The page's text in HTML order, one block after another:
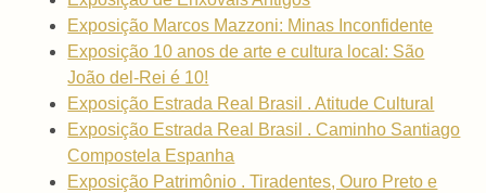
Exposição Marcos Mazzoni: Minas Inconfidente
Exposição 10 anos de arte e cultura local: São
João del-Rei é 10!
Exposição Estrada Real Brasil . Atitude Cultural
Exposição Estrada Real Brasil . Caminho Santiago
Compostela Espanha
Exposição Patrimônio . Tiradentes, Ouro Preto e